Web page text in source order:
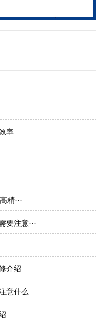
率
···
要注意···
介绍
意什么